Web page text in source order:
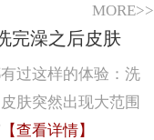
MORE>>
完澡之后皮肤
过这样的体验：洗
肤突然出现大范围
【查看详情】